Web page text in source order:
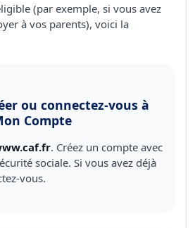
(par exemple, si vous avez
à vos parents), voici la
ou connectez-vous à
Compte
. Créez un compte avec
sociale. Si vous avez déjà
vous.